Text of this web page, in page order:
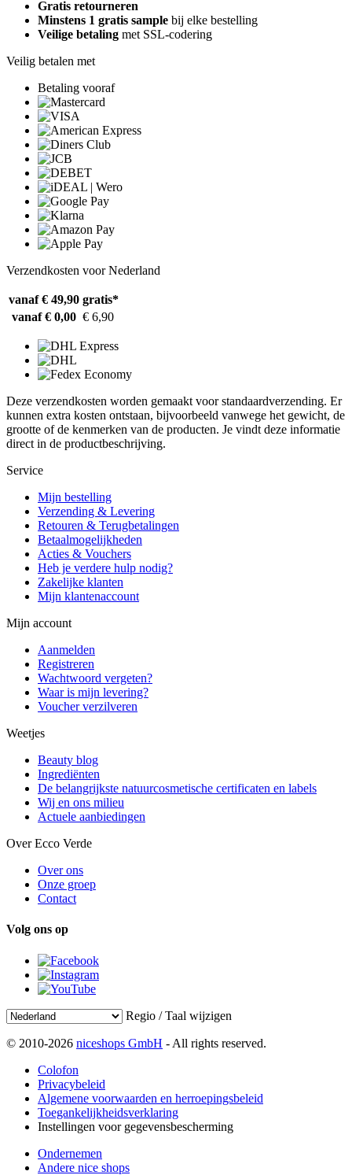
Gratis retourneren
Minstens 1 gratis sample bij elke bestelling
Veilige betaling met SSL-codering
Veilig betalen met
Betaling vooraf
Verzendkosten voor Nederland
vanaf € 49,90 gratis*
vanaf € 0,00 € 6,90
Deze verzendkosten worden gemaakt voor standaardverzending. Er
kunnen extra kosten ontstaan, bijvoorbeeld vanwege het gewicht, de
grootte of de kenmerken van de producten. Je vindt deze informatie
direct in de productbeschrijving.
Service
Mijn bestelling
Verzending & Levering
Retouren & Terugbetalingen
Betaalmogelijkheden
Acties & Vouchers
Heb je verdere hulp nodig?
Zakelijke klanten
Mijn klantenaccount
Mijn account
Aanmelden
Registreren
Wachtwoord vergeten?
Waar is mijn levering?
Voucher verzilveren
Weetjes
Beauty blog
Ingrediënten
De belangrijkste natuurcosmetische certificaten en labels
Wij en ons milieu
Actuele aanbiedingen
Over Ecco Verde
Over ons
Onze groep
Contact
Volg ons op
Regio / Taal wijzigen
© 2010-2026 niceshops GmbH - All rights reserved.
Colofon
Privacybeleid
Algemene voorwaarden en herroepingsbeleid
Toegankelijkheidsverklaring
Instellingen voor gegevensbescherming
Ondernemen
Andere nice shops